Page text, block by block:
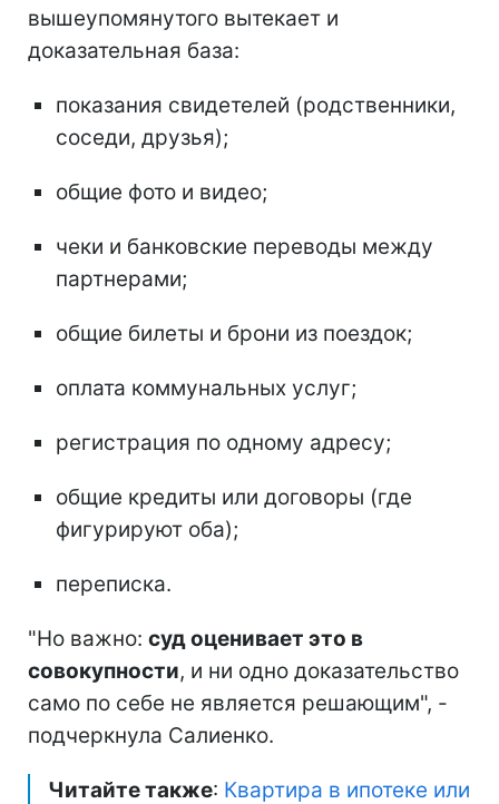
вышеупомянутого вытекает и
доказательная база:
показания свидетелей (родственники,
соседи, друзья);
общие фото и видео;
чеки и банковские переводы между
партнерами;
общие билеты и брони из поездок;
оплата коммунальных услуг;
регистрация по одному адресу;
общие кредиты или договоры (где
фигурируют оба);
переписка.
"Но важно: суд оценивает это в
совокупности, и ни одно доказательство
само по себе не является решающим", -
подчеркнула Салиенко.
Читайте также: Квартира в ипотеке или